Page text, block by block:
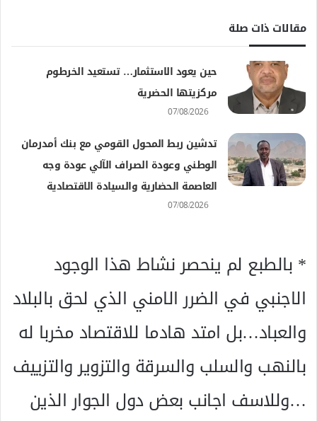
مقالات ذات صلة
حين يعود الاستثمار… تستعيد الخرطوم
مركزيتها الحضرية
07/08/2026
تدشين ربط المحول القومي مع بنك أمدرمان
الوطني وعودة الصراف الآلي عودة وجه
العاصمة الحضارية والسيادة الاقتصادية
07/08/2026
* بالطبع لم ينحصر نشاط هذا الوجود
الاجنبي في الضرر الامني الذي لحق بالبلاد
والعباد…بل امتد هادما للاقتصاد مخربا له
بالنهب والسلب والسرقة والتزوير والتزييف
…وللاسف اجانب بعض دول الجوار الذين